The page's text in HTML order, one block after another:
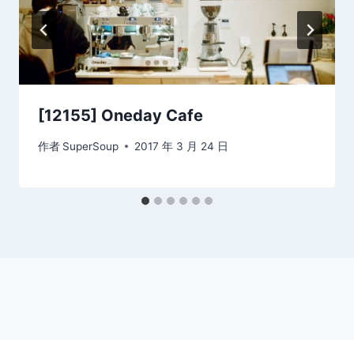
[12155] Oneday Cafe
作者 SuperSoup 2017 年 3 月 24 日